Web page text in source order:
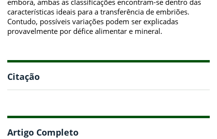
características ideais para a transferência de embriões.
Contudo, possíveis variações podem ser explicadas
provavelmente por défice alimentar e mineral.
Citação
Artigo Completo